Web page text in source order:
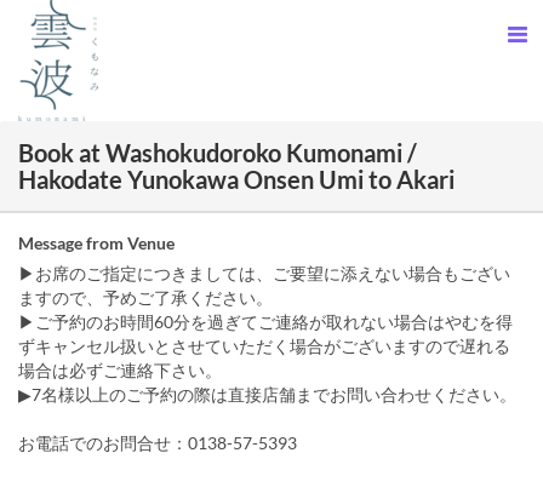
Book at Washokudoroko Kumonami /
Hakodate Yunokawa Onsen Umi to Akari
Message from Venue
▶お席のご指定につきましては、ご要望に添えない場合もござい
ますので、予めご了承ください。
▶ご予約のお時間60分を過ぎてご連絡が取れない場合はやむを得
ずキャンセル扱いとさせていただく場合がございますので遅れる
場合は必ずご連絡下さい。
▶7名様以上のご予約の際は直接店舗までお問い合わせください。
お電話でのお問合せ：0138-57-5393